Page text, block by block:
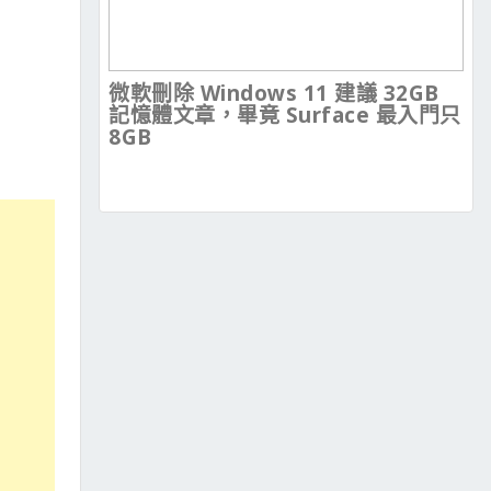
微軟刪除 Windows 11 建議 32GB
記憶體文章，畢竟 Surface 最入門只
8GB